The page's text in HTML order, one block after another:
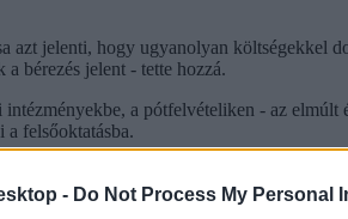
- Do Not Process My Personal
azt jelenti, hogy ugyanolyan költségekkel
bérezés jelent - tette hozzá.
a pótfelvételiken - az
a felsőoktatásba.
az egyetemekre, főiskolákra. A rektori
már idén is megszabhatnak ennél